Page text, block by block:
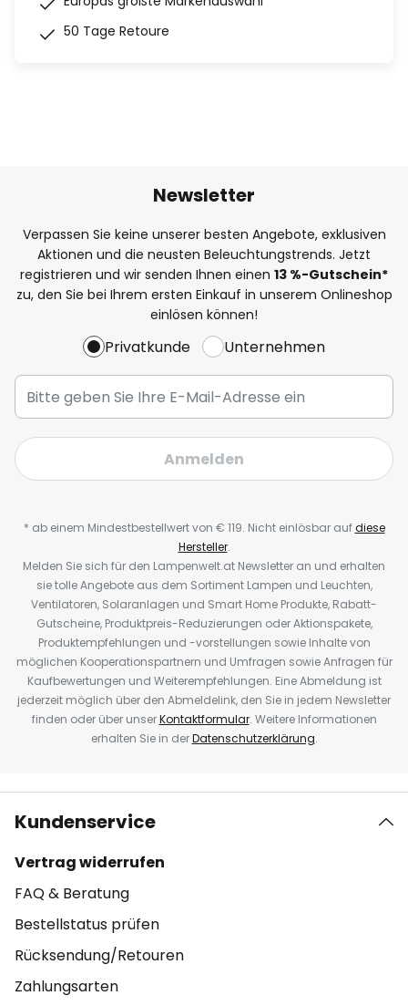
50 Tage Retoure
Newsletter
Verpassen Sie keine unserer besten Angebote, exklusiven
Aktionen und die neusten Beleuchtungstrends. Jetzt
registrieren und wir senden Ihnen einen 13 %-Gutschein*
zu, den Sie bei Ihrem ersten Einkauf in unserem Onlineshop
einlösen können!
Privatkunde Unternehmen
Anmelden
* ab einem Mindestbestellwert von € 119. Nicht einlösbar aufdiese
Hersteller.
Melden Sie sich für den Lampenwelt.at Newsletter an und erhalten
sie tolle Angebote aus dem Sortiment Lampen und Leuchten,
Ventilatoren, Solaranlagen und Smart Home Produkte, Rabatt-
Gutscheine, Produktpreis-Reduzierungen oder Aktionspakete,
Produktempfehlungen und -vorstellungen sowie Inhalte von
möglichen Kooperationspartnern und Umfragen sowie Anfragen für
Kaufbewertungen und Weiterempfehlungen. Eine Abmeldung ist
jederzeit möglich über den Abmeldelink, den Sie in jedem Newsletter
finden oder über unserKontaktformular. Weitere Informationen
erhalten Sie in derDatenschutzerklärung.
Kundenservice
Vertrag widerrufen
FAQ & Beratung
Bestellstatus prüfen
Rücksendung/Retouren
Zahlungsarten